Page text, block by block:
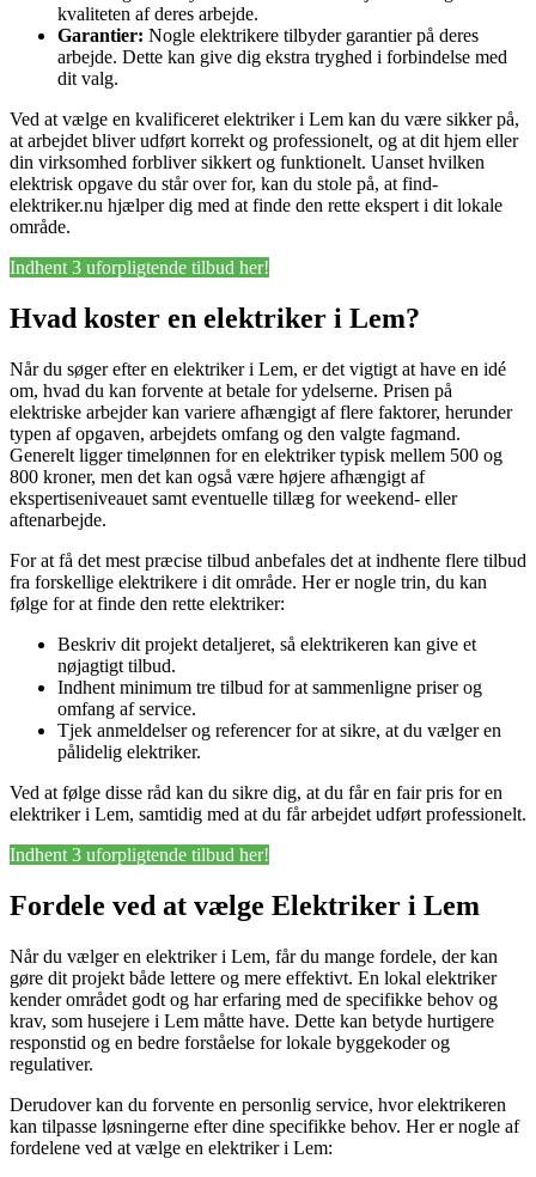
kvaliteten af deres arbejde.
Garantier: Nogle elektrikere tilbyder garantier på deres
arbejde. Dette kan give dig ekstra tryghed i forbindelse med
dit valg.
Ved at vælge en kvalificeret elektriker i Lem kan du være sikker på,
at arbejdet bliver udført korrekt og professionelt, og at dit hjem eller
din virksomhed forbliver sikkert og funktionelt. Uanset hvilken
elektrisk opgave du står over for, kan du stole på, at find-
elektriker.nu hjælper dig med at finde den rette ekspert i dit lokale
område.
Indhent 3 uforpligtende tilbud her!
Hvad koster en elektriker i Lem?
Når du søger efter en elektriker i Lem, er det vigtigt at have en idé
om, hvad du kan forvente at betale for ydelserne. Prisen på
elektriske arbejder kan variere afhængigt af flere faktorer, herunder
typen af opgaven, arbejdets omfang og den valgte fagmand.
Generelt ligger timelønnen for en elektriker typisk mellem 500 og
800 kroner, men det kan også være højere afhængigt af
ekspertiseniveauet samt eventuelle tillæg for weekend- eller
aftenarbejde.
For at få det mest præcise tilbud anbefales det at indhente flere tilbud
fra forskellige elektrikere i dit område. Her er nogle trin, du kan
følge for at finde den rette elektriker:
Beskriv dit projekt detaljeret, så elektrikeren kan give et
nøjagtigt tilbud.
Indhent minimum tre tilbud for at sammenligne priser og
omfang af service.
Tjek anmeldelser og referencer for at sikre, at du vælger en
pålidelig elektriker.
Ved at følge disse råd kan du sikre dig, at du får en fair pris for en
elektriker i Lem, samtidig med at du får arbejdet udført professionelt.
Indhent 3 uforpligtende tilbud her!
Fordele ved at vælge Elektriker i Lem
Når du vælger en elektriker i Lem, får du mange fordele, der kan
gøre dit projekt både lettere og mere effektivt. En lokal elektriker
kender området godt og har erfaring med de specifikke behov og
krav, som husejere i Lem måtte have. Dette kan betyde hurtigere
responstid og en bedre forståelse for lokale byggekoder og
regulativer.
Derudover kan du forvente en personlig service, hvor elektrikeren
kan tilpasse løsningerne efter dine specifikke behov. Her er nogle af
fordelene ved at vælge en elektriker i Lem: